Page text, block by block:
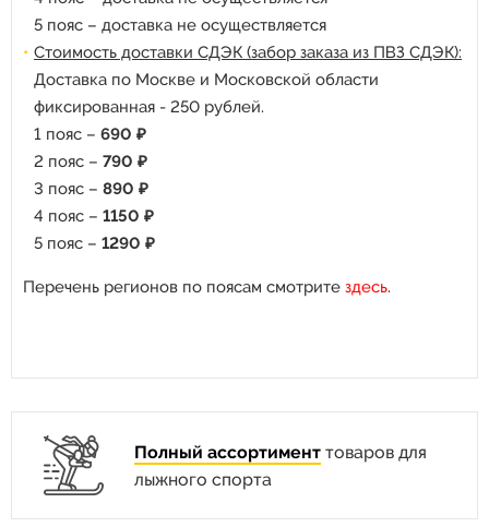
5 пояс – доставка не осуществляется
Стоимость доставки СДЭК (забор заказа из ПВЗ СДЭК):
Доставка по Москве и Московской области
фиксированная - 250 рублей.
1 пояс – 690 ₽
2 пояс – 790 ₽
3 пояс – 890 ₽
4 пояс – 1150 ₽
5 пояс – 1290 ₽
Перечень регионов по поясам смотрите здесь.
Полный ассортимент товаров для
лыжного спорта